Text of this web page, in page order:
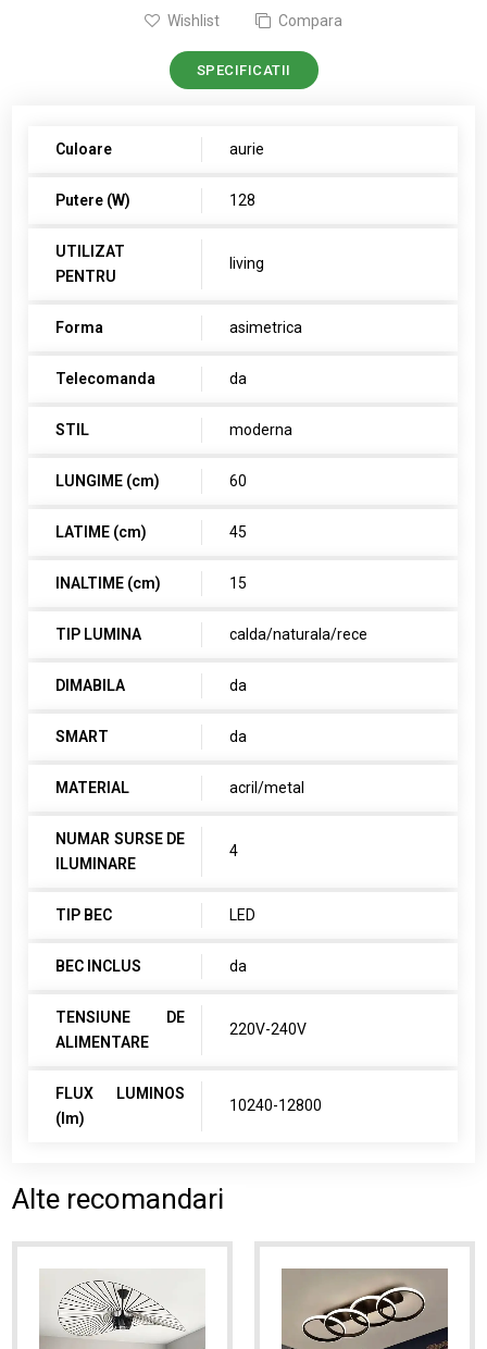
Wishlist Compara
SPECIFICATII
Culoare aurie
Putere (W) 128
UTILIZAT
PENTRU
living
Forma asimetrica
Telecomanda da
STIL moderna
LUNGIME (cm) 60
LATIME (cm) 45
INALTIME (cm) 15
TIP LUMINA calda/naturala/rece
DIMABILA da
SMART da
MATERIAL acril/metal
NUMAR SURSE DE
ILUMINARE
4
TIP BEC LED
BEC INCLUS da
TENSIUNE DE
ALIMENTARE
220V-240V
FLUX LUMINOS
(lm)
10240-12800
Alte recomandari